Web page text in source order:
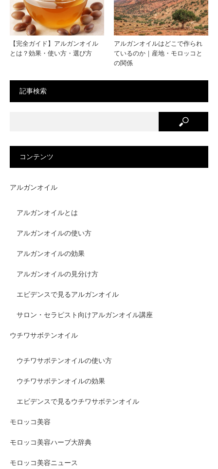
法 は
【完全ガイド】アルガンオイル
とは？効果・使い方・選び方
アルガンオイルはどこで作られ
ているのか｜産地・モロッコと
の関係
記事検索
コンテンツ
アルガンオイル
アルガンオイルとは
アルガンオイルの使い方
アルガンオイルの効果
アルガンオイルの見分け方
エビデンスで見るアルガンオイル
サロン・セラピスト向けアルガンオイル講座
ウチワサボテンオイル
ウチワサボテンオイルの使い方
ウチワサボテンオイルの効果
エビデンスで見るウチワサボテンオイル
モロッコ美容
モロッコ美容ハーブ大辞典
モロッコ美容ニュース